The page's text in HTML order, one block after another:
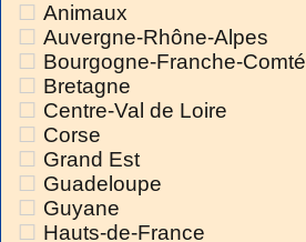
Animaux
Auvergne-Rhône-Alpes
Bourgogne-Franche-Comté
Bretagne
Centre-Val de Loire
Corse
Grand Est
Guadeloupe
Guyane
Hauts-de-France